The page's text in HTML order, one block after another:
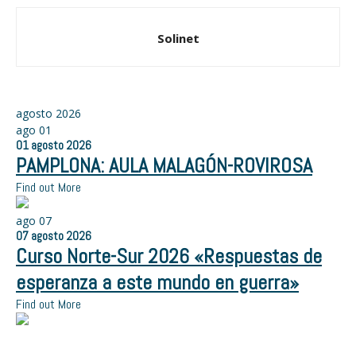
Solinet
agosto 2026
ago 01
01 agosto 2026
PAMPLONA: AULA MALAGÓN-ROVIROSA
Find out More
ago 07
07 agosto 2026
Curso Norte-Sur 2026 «Respuestas de
esperanza a este mundo en guerra»
Find out More